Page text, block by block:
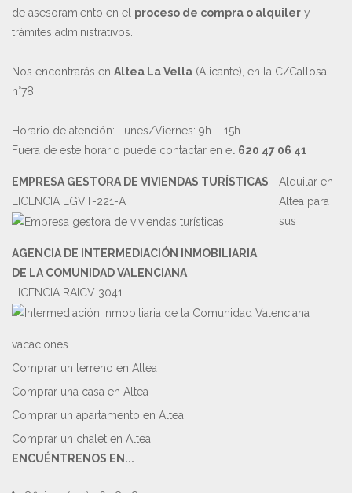
de asesoramiento en el proceso de compra o alquiler y
trámites administrativos.
Nos encontrarás en Altea La Vella (Alicante), en la C/Callosa
n°78.
Horario de atención: Lunes/Viernes: 9h – 15h
Fuera de este horario puede contactar en el 620 47 06 41
EMPRESA GESTORA DE VIVIENDAS TURÍSTICAS
LICENCIA EGVT-221-A
AGENCIA DE INTERMEDIACIÓN INMOBILIARIA
DE LA COMUNIDAD VALENCIANA
LICENCIA RAICV 3041
Alquilar en
Altea para
sus
vacaciones
Comprar un terreno en Altea
Comprar una casa en Altea
Comprar un apartamento en Altea
Comprar un chalet en Altea
ENCUÉNTRENOS EN...